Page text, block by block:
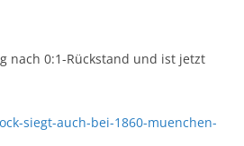
nach 0:1-Rückstand und ist jetzt
siegt-auch-bei-1860-muenchen-